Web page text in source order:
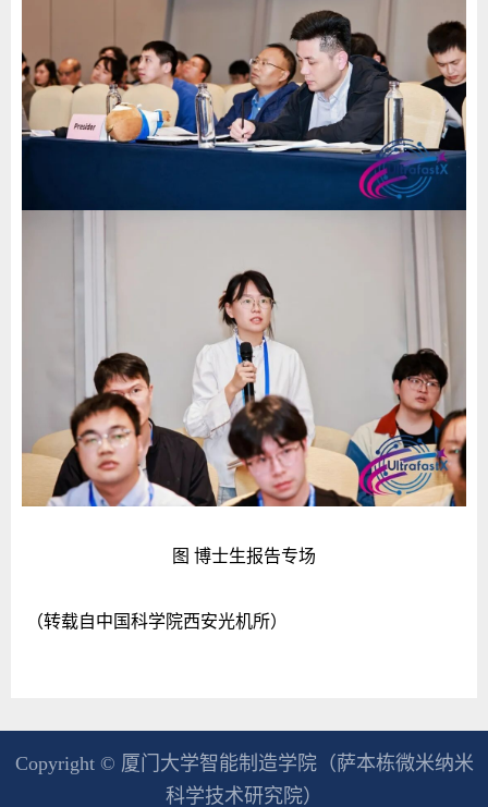
图 博士生报告专场
（转载自中国科学院西安光机所）
Copyright © 厦门大学智能制造学院（萨本栋微米纳米
科学技术研究院）